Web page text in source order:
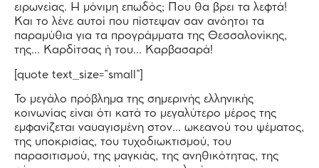
ειρωνείας. Η μόνιμη επωδός; Που θα βρει τα λεφτά!
Και το λένε αυτοί που πίστεψαν σαν ανόητοι τα
παραμύθια για τα προγράμματα της Θεσσαλονίκης,
της… Καρδίτσας ή του… Καρβασαρά!
[quote text_size=”small”]
Το μεγάλο πρόβλημα της σημερινής ελληνικής
κοινωνίας είναι ότι κατά το μεγαλύτερο μέρος της
εμφανίζεται ναυαγισμένη στον… ωκεανού του ψέματος,
της υποκρισίας, του τυχοδιωκτισμού, του
παρασιτισμού, της μαγκιάς, της ανηθικότητας, της